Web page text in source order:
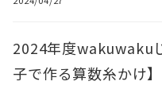
2024年度wakuwaku
子で作る算数糸かけ